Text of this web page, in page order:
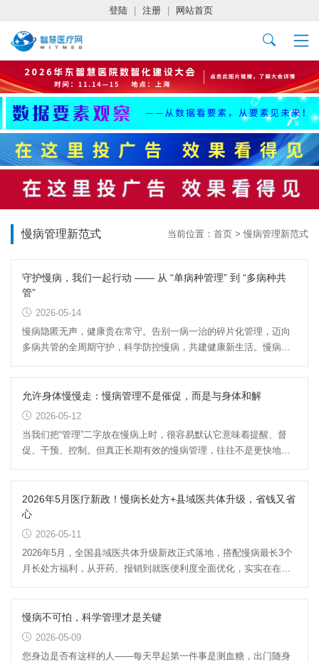
登陆 注册 网站首页
慢病管理新范式 当前位置： 首页 > 慢病管理新范式
守护慢病，我们一起行动 —— 从 “单病种管理” 到 “多病种共
管”
2026-05-14
慢病隐匿无声，健康贵在常守。告别一病一治的碎片化管理，迈向
多病共管的全周期守护，科学防控慢病，共建健康新生活。慢病无
允许身体慢慢走：慢病管理不是催促，而是与身体和解
2026-05-12
当我们把“管理”二字放在慢病上时，很容易默认它意味着提醒、督
促、干预、控制。但真正长期有效的慢病管理，往往不是更快地推
2026年5月医疗新政！慢病长处方+县域医共体升级，省钱又省
心
2026-05-11
2026年5月，全国县域医共体升级新政正式落地，搭配慢病最长3个
月长处方福利，从开药、报销到就医便利度全面优化，实实在在解
慢病不可怕，科学管理才是关键
2026-05-09
您身边是否有这样的人——每天早起第一件事是测血糖，出门随身